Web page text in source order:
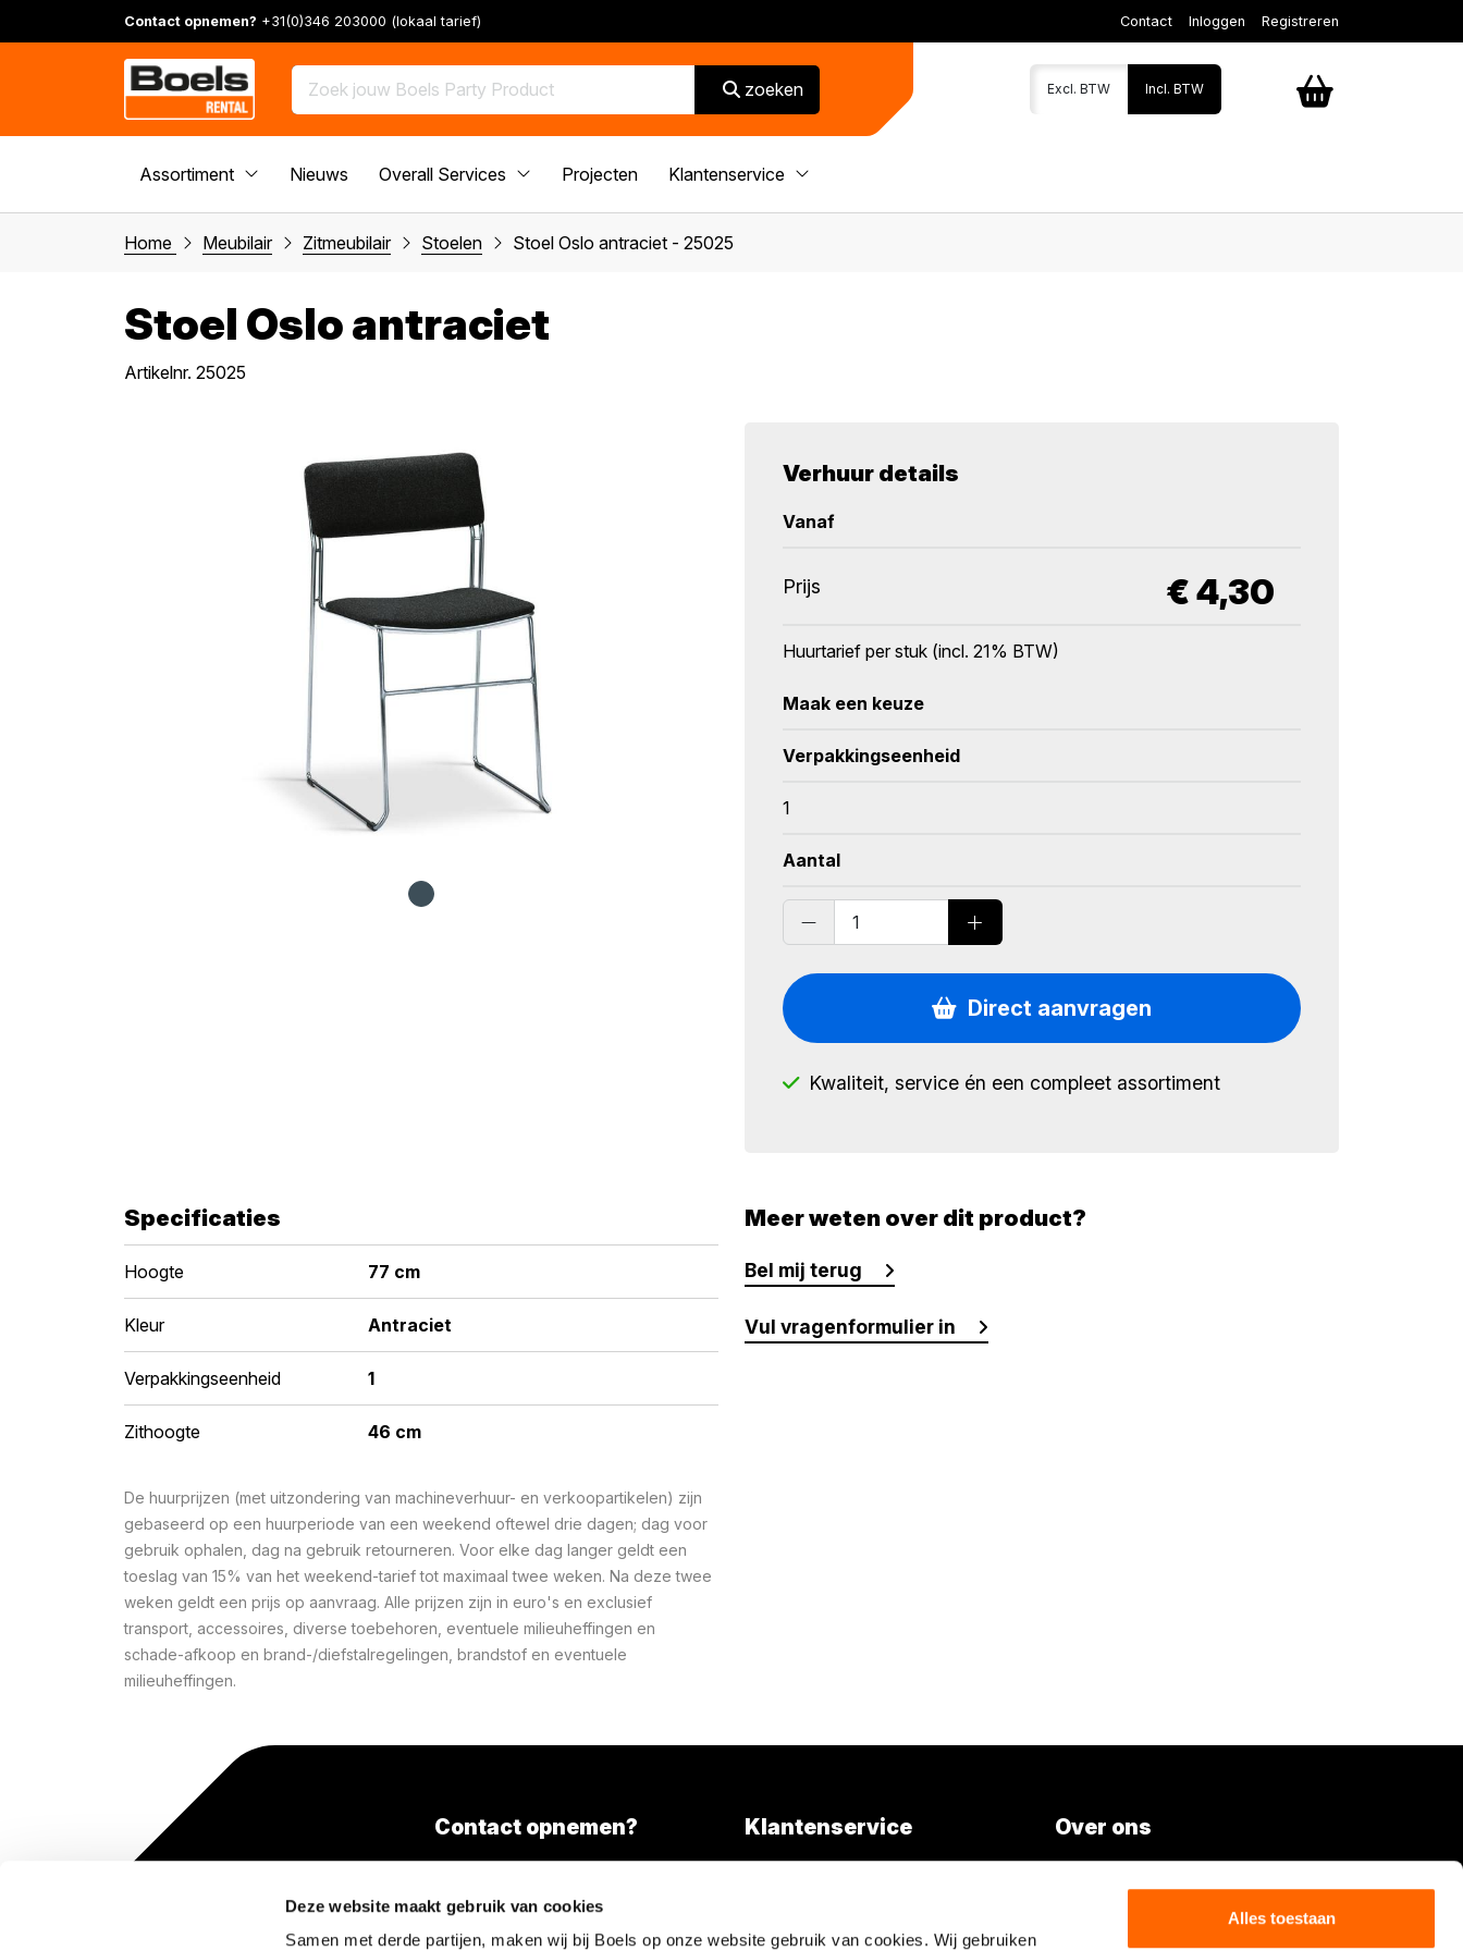
Deze website maakt gebruik van cookies
Samen met derde partijen, maken wij bij Boels op onze website gebruik van cookies. Wij gebruiken
Alles toestaan
Contact opnemen? +31(0)346 203000 (lokaal tarief) Contact Inloggen Registreren
zoeken
Assortiment Nieuws Overall Services Projecten Klantenservice
Excl. BTW Incl. BTW
Home Meubilair Zitmeubilair Stoelen Stoel Oslo antraciet - 25025
Stoel Oslo antraciet
Artikelnr. 25025
Verhuur details
Vanaf
Prijs €4,30
Huurtarief per stuk (incl. 21% BTW)
Maak een keuze
Verpakkingseenheid
1
Aantal
Direct aanvragen
Kwaliteit, service én een compleet assortiment
Specificaties
Hoogte 77 cm
Kleur Antraciet
Verpakkingseenheid 1
Zithoogte 46 cm
De huurprijzen (met uitzondering van machineverhuur- en verkoopartikelen) zijn
gebaseerd op een huurperiode van een weekend oftewel drie dagen; dag voor
gebruik ophalen, dag na gebruik retourneren. Voor elke dag langer geldt een
toeslag van 15% van het weekend-tarief tot maximaal twee weken. Na deze twee
weken geldt een prijs op aanvraag. Alle prijzen zijn in euro's en exclusief
transport, accessoires, diverse toebehoren, eventuele milieuheffingen en
schade-afkoop en brand-/diefstalregelingen, brandstof en eventuele
milieuheffingen.
Meer weten over dit product?
Bel mij terug
Vul vragenformulier in
Contact opnemen?
(lokaal tarief)
Klantenservice Over ons